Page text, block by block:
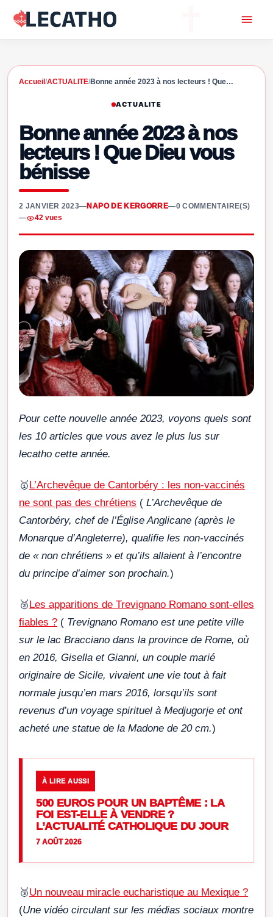
Accueil /ACTUALITE/Bonne année 2023 à nos lecteurs ! Que…
ACTUALITE
Bonne année 2023 à nos
lecteurs ! Que Dieu vous
bénisse
2 JANVIER 2023—NAPO DE KERGORRE—0 COMMENTAIRE(S)
—
42 vues
Pour cette nouvelle année 2023, voyons quels sont
les 10 articles que vous avez le plus lus sur
lecatho cette année.
🥇L’Archevêque de Cantorbéry : les non-vaccinés
ne sont pas des chrétiens ( L’Archevêque de
Cantorbéry, chef de l’Église Anglicane (après le
Monarque d’Angleterre), qualifie les non-vaccinés
de « non chrétiens » et qu’ils allaient à l’encontre
du principe d’aimer son prochain.)
🥈Les apparitions de Trevignano Romano sont-elles
fiables ? ( Trevignano Romano est une petite ville
sur le lac Bracciano dans la province de Rome, où
en 2016, Gisella et Gianni, un couple marié
originaire de Sicile, vivaient une vie tout à fait
normale jusqu’en mars 2016, lorsqu’ils sont
revenus d’un voyage spirituel à Medjugorje et ont
acheté une statue de la Madone de 20 cm.)
À LIRE AUSSI
500 EUROS POUR UN BAPTÊME : LA
FOI EST-ELLE À VENDRE ?
L’ACTUALITÉ CATHOLIQUE DU JOUR
7 AOÛT 2026
🥉Un nouveau miracle eucharistique au Mexique ?
(Une vidéo circulant sur les médias sociaux montre